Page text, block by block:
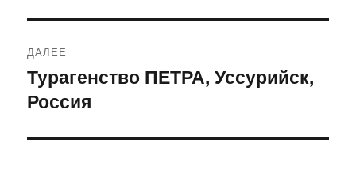
ДАЛЕЕ
Следующая
запись:
Турагенство ПЕТРА, Уссурийск,
Россия